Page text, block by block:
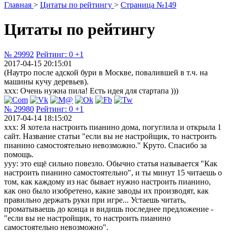
Главная > Цитаты по рейтингу > Страница №149
Цитаты по рейтингу
№ 29992 Рейтинг: 0 +1
2017-04-15 20:15:01
(Наутро после адской бури в Москве, повалившей в т.ч. на
машины кучу деревьев).
xxx: Очень нужна пила! Есть идея для стартапа )))
№ 29980 Рейтинг: 0 +1
2017-04-14 18:15:02
ххх: Я хотела настроить пианино дома, погуглила и открыла 1
сайт. Название статьи "если вы не настройщик, то настроить
пианино самостоятельно невозможно." Круто. Спасибо за
помощь.
yyy: это ещё сильно повезло. Обычно статья называется "Как
настроить пианино самостоятельно", и ты минут 15 читаешь о
том, как каждому из нас бывает нужно настроить пианино,
как оно было изобретено, какие заводы их производят, как
правильно держать руки при игре... Устаешь читать,
проматываешь до конца и видишь последнее предложение -
"если вы не настройщик, то настроить пианино
самостоятельно невозможно".